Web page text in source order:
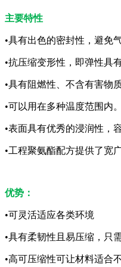
主要特性
•具有出色的密封性，避免
•抗压缩变形性，即弹性具
•具有阻燃性、不含有害物
•可以用在多种温度范围内
•表面具有优秀的浸润性，
•工程聚氨酯配方提供了宽
优势：
•可灵活适应各类环境
•具有柔韧性且易压缩，只
•高可压缩性可让材料适合